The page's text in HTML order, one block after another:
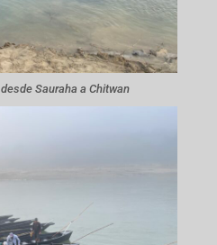
Sauraha a Chitwan